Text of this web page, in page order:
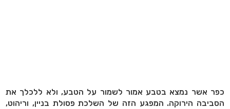
כפר אשר נמצא בטבע אמור לשמור על הטבע, ולא ללכלך את
הסביבה הירוקה. המפגע הזה של השלכת פסולת בניין, וריהוט,